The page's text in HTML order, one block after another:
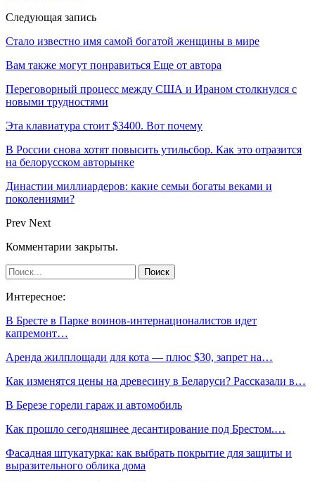
Следующая запись
Стало известно имя самой богатой женщины в мире
Вам также могут понравиться Еще от автора
Переговорный процесс между США и Ираном столкнулся с
новыми трудностями
Эта клавиатура стоит $3400. Вот почему
В России снова хотят повысить утильсбор. Как это отразится
на белорусском авторынке
Династии миллиардеров: какие семьи богаты веками и
поколениями?
Prev Next
Комментарии закрыты.
Интересное:
В Бресте в Парке воинов-интернационалистов идет
капремонт…
Аренда жилплощади для кота — плюс $30, запрет на…
Как изменятся цены на древесину в Беларуси? Рассказали в…
В Березе горели гараж и автомобиль
Как прошло сегодняшнее десантирование под Брестом.…
Фасадная штукатурка: как выбрать покрытие для защиты и
выразительного облика дома